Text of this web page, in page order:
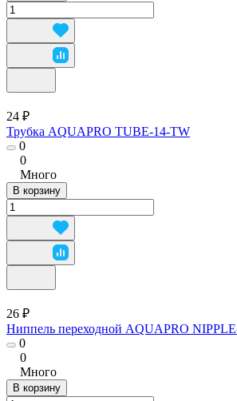
24 ₽
Трубка AQUAPRO TUBE-14-TW
0
0
Много
В корзину
26 ₽
Ниппель переходной AQUAPRO
0
0
Много
В корзину